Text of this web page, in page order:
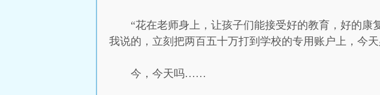
“花在老师身上，让孩子们能接受好的教育，好的
我说的，立刻把两百五十万打到学校的专用账户上，今
今，今天吗……